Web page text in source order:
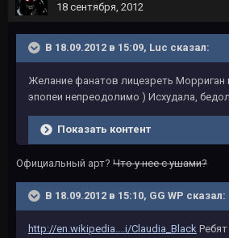
18 сентября, 2012
В 18.09.2012 в 15:09, Luc сказал:
Желание фанатов лицезреть Морриган
эпопеи непреодолимо ) Исхудала,
Показать контент
Официальный арт? Что у нее с ушами?
В 18.09.2012 в 15:10, GG WP сказал:
http://en.wikipedia....i/Claudia_Black